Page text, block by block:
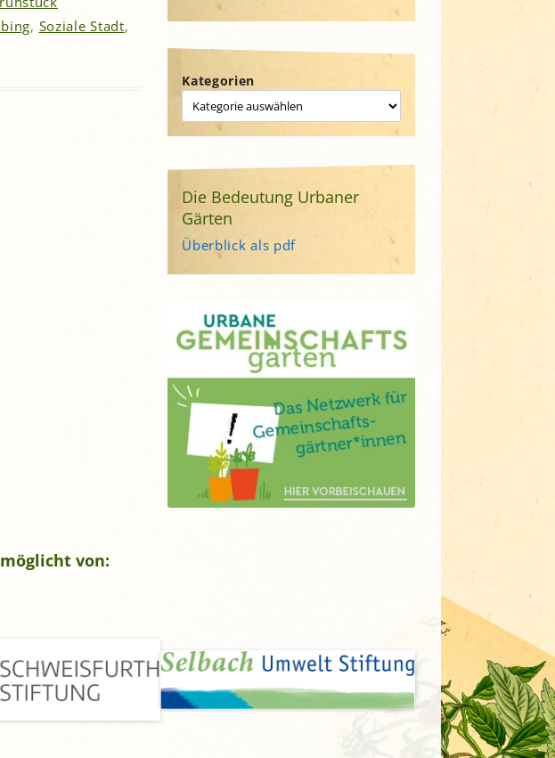
, Soziale Stadt,
Kategorien
Die Bedeutung Urbaner
Gärten
Überblick als pdf
von: